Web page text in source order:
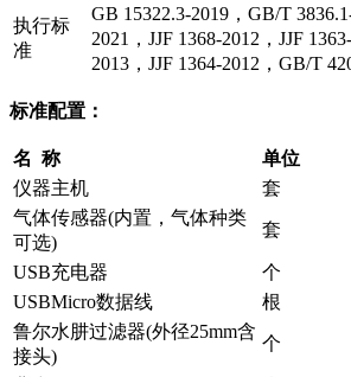
执行标
准
GB 15322.3-2019，GB/T
2021，JJF 1368-2012，JJF
2013，JJF 1364-2012，GB/T
标准配置：
名 称 单位
仪器主机
套
气体传感器(内置，气体种类
可选)
套
USB充电器 个
USBMicro数据线
根
鲁尔水肼过滤器(外径25mm含
接头)
个